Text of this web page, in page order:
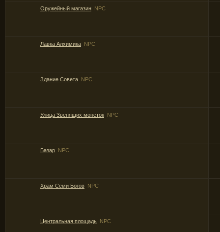
Оружейный магазин NPC
Лавка Алхимика NPC
Здание Совета NPC
Улица Звенящих монеток NPC
Базар NPC
Храм Семи Богов NPC
Центральная площадь NPC